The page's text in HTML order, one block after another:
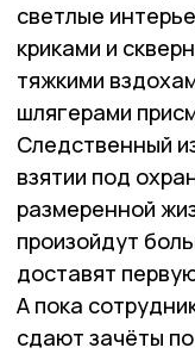
светлые
криками и
тяжкими
шлягерами
Следственный
взятии под
размеренной
произойдут
доставят
А пока
сдают зачёты